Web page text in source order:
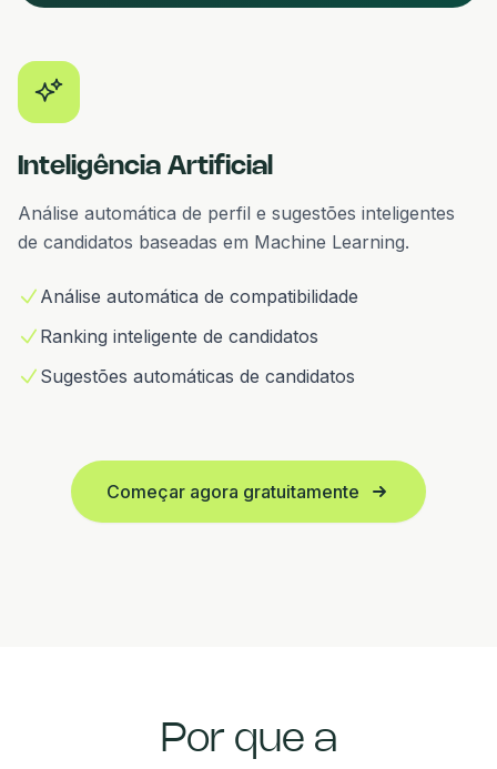
Inteligência Artificial
Análise automática de perfil e sugestões inteligentes
de candidatos baseadas em Machine Learning.
Análise automática de compatibilidade
Ranking inteligente de candidatos
Sugestões automáticas de candidatos
Subdomínio personalizado
Identidade visual customizada
Vagas publicadas automaticamente
Raciocínio lógico e português
Avaliações comportamentais
Correção e ranking automáticos
Envio automático de notificações
Personalização completa de conteúdo
Variáveis dinâmicas por candidato
Ferramenta integrada à plataforma
Modelos de contratos personalizáveis
Preenchimento automático de dados
Campos completamente personalizáveis
Regras de pontuação automáticas
Cálculo de score automático
Começar agora gratuitamente
Por que a